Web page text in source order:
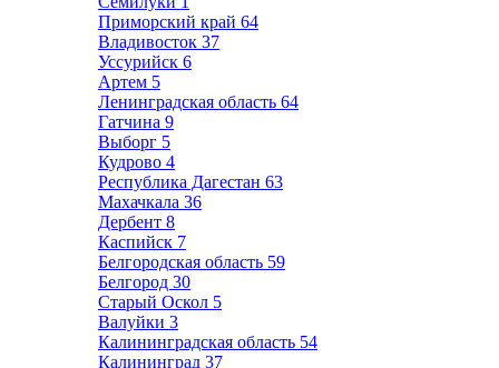
Приморский край 64
Владивосток 37
Уссурийск 6
Артем 5
Ленинградская область 64
Гатчина 9
Выборг 5
Кудрово 4
Республика Дагестан 63
Махачкала 36
Дербент 8
Каспийск 7
Белгородская область 59
Белгород 30
Старый Оскол 5
Валуйки 3
Калининградская область 54
Калининград 37